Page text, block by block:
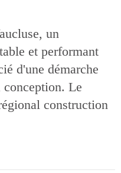
un
et performant
d'une démarche
conception. Le
construction